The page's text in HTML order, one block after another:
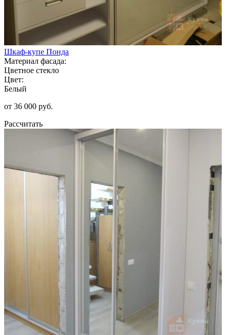
Шкаф-купе Понда
Материал фасада:
Цветное стекло
Цвет:
Белый
от 36 000 руб.
Рассчитать